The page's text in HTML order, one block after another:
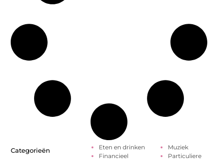
Categorieën
Eten en drinken
Financieel
Muziek
Particuliere